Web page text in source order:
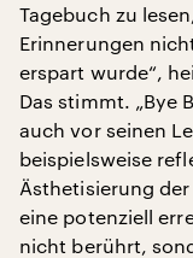
Tagebuch zu
Erinnerungen
erspart wurde“,
Das stimmt. „Bye
auch vor seinen
beispielsweise
Ästhetisierung
eine potenziell
nicht berührt,